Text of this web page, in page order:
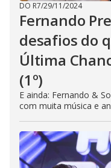
DO R7/29/11/2024
Fernando
desafios do
Última
(1º)
E ainda: Fernando &
com muita música e